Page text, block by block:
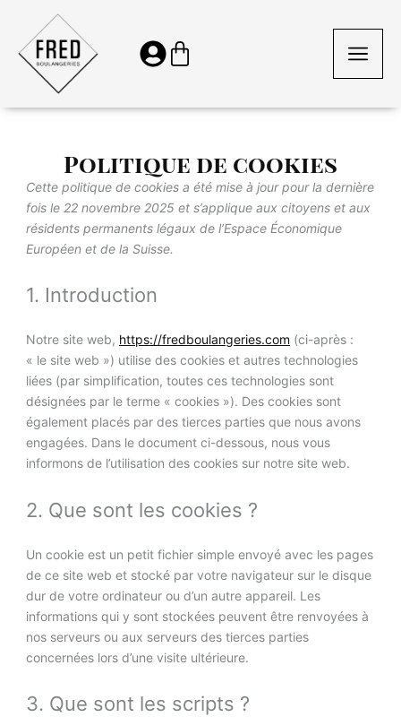
contenu
Panier
Politique de cookies
Cette politique de cookies a été mise à jour pour la dernière
fois le 22 novembre 2025 et s’applique aux citoyens et aux
résidents permanents légaux de l’Espace Économique
Européen et de la Suisse.
1. Introduction
Notre site web, https://fredboulangeries.com (ci-après :
« le site web ») utilise des cookies et autres technologies
liées (par simplification, toutes ces technologies sont
désignées par le terme « cookies »). Des cookies sont
également placés par des tierces parties que nous avons
engagées. Dans le document ci-dessous, nous vous
informons de l’utilisation des cookies sur notre site web.
2. Que sont les cookies ?
Un cookie est un petit fichier simple envoyé avec les pages
de ce site web et stocké par votre navigateur sur le disque
dur de votre ordinateur ou d’un autre appareil. Les
informations qui y sont stockées peuvent être renvoyées à
nos serveurs ou aux serveurs des tierces parties
concernées lors d’une visite ultérieure.
3. Que sont les scripts ?
Consent
to
service
wordpress
Consent
to
service
elementor
Consent
to
service
Consent
to
service
sourcebuster-
Consent
to
service
stripe
Consent
to
service
facebook
Consent
to
service
mixpanel
Consent
to
service
divers
Marketing